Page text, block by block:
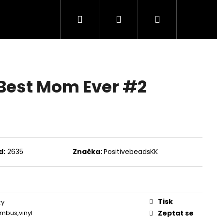
Minerální kameny Dárkové balíčky
Hledat PřihlášeníNákupní
Mom Ever #2
2635 Značka:PositivebeadsKK
Tisk
Zeptat se
Následující